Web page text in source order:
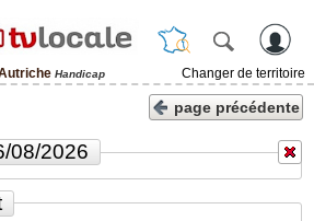
Handicap
Changer de territoire
page précédente
08/2026